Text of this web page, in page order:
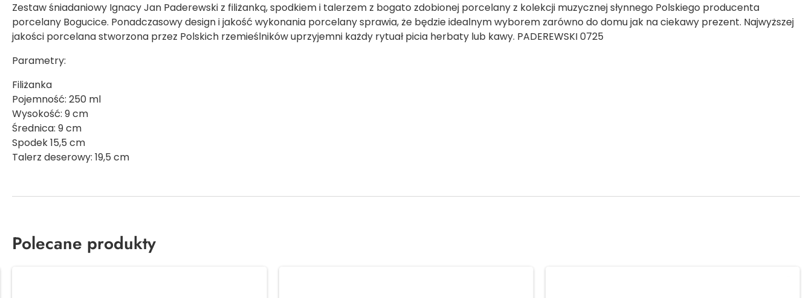
Zestaw śniadaniowy Ignacy Jan Paderewski z filiżanką, spodkiem i talerzem z bogato zdobionej porcelany z kolekcji muzycznej słynnego Polskiego producenta
porcelany Bogucice. Ponadczasowy design i jakość wykonania porcelany sprawia, że będzie idealnym wyborem zarówno do domu jak na ciekawy prezent. Najwyższej
jakości porcelana stworzona przez Polskich rzemieślników uprzyjemni każdy rytuał picia herbaty lub kawy. PADEREWSKI 0725
Parametry:
Filiżanka
Pojemność: 250 ml
Wysokość: 9 cm
Średnica: 9 cm
Spodek 15,5 cm
Talerz deserowy: 19,5 cm
Polecane produkty